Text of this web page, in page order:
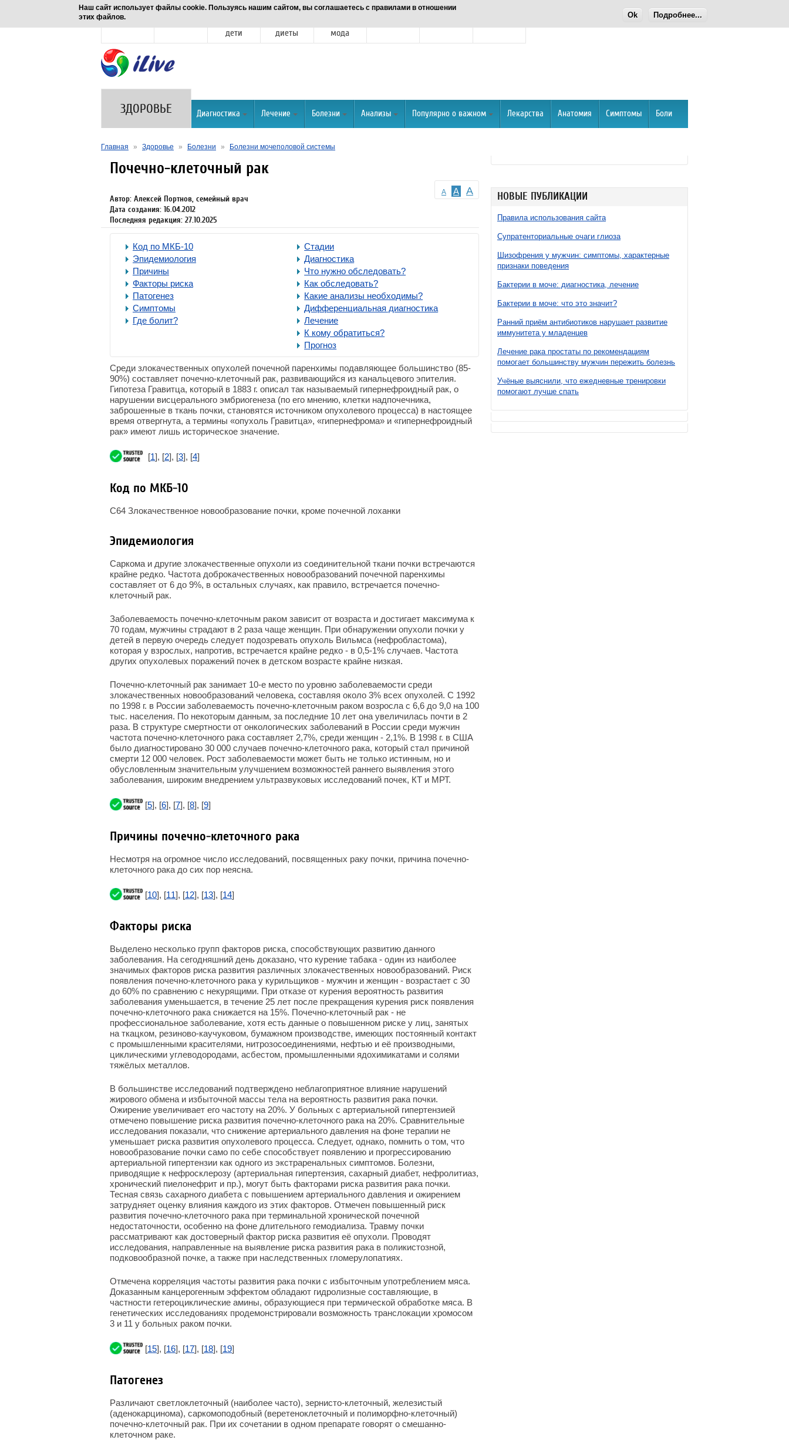
Наш сайт использует файлы cookie. Пользуясь нашим сайтом, вы соглашаетесь с правилами в отношении
этих файлов.
Ok Подробнее...
Новости
дети
диеты
мода
ЗДОРОВЬЕ Диагностика Лечение Болезни Анализы Популярно о важном Лекарства Анатомия Симптомы Боли
Главная » Здоровье » Болезни » Болезни мочеполовой системы
НОВЫЕ ПУБЛИКАЦИИ
Правила использования сайта
Супратенториальные очаги глиоза
Шизофрения у мужчин: симптомы, характерные
признаки поведения
Бактерии в моче: диагностика, лечение
Бактерии в моче: что это значит?
Ранний приём антибиотиков нарушает развитие
иммунитета у младенцев
Лечение рака простаты по рекомендациям
помогает большинству мужчин пережить болезнь
Учёные выяснили, что ежедневные тренировки
помогают лучше спать
A A A
Почечно-клеточный рак
Автор: Алексей Портнов, семейный врач
Дата создания: 16.04.2012
Последняя редакция: 27.10.2025
Код по МКБ-10
Эпидемиология
Причины
Факторы риска
Патогенез
Симптомы
Где болит?
Стадии
Диагностика
Что нужно обследовать?
Как обследовать?
Какие анализы необходимы?
Дифференциальная диагностика
Лечение
К кому обратиться?
Прогноз
Среди злокачественных опухолей почечной паренхимы подавляющее большинство (85-
90%) составляет почечно-клеточный рак, развивающийся из канальцевого эпителия.
Гипотеза Гравитца, который в 1883 г. описал так называемый гипернефроидный рак, о
нарушении висцерального эмбриогенеза (по его мнению, клетки надпочечника,
заброшенные в ткань почки, становятся источником опухолевого процесса) в настоящее
время отвергнута, а термины «опухоль Гравитца», «гипернефрома» и «гипернефроидный
рак» имеют лишь историческое значение.
[1], [2], [3], [4]
Код по МКБ-10
C64 Злокачественное новообразование почки, кроме почечной лоханки
Эпидемиология
Саркома и другие злокачественные опухоли из соединительной ткани почки встречаются
крайне редко. Частота доброкачественных новообразований почечной паренхимы
составляет от 6 до 9%, в остальных случаях, как правило, встречается почечно-
клеточный рак.
Заболеваемость почечно-клеточным раком зависит от возраста и достигает максимума к
70 годам, мужчины страдают в 2 раза чаще женщин. При обнаружении опухоли почки у
детей в первую очередь следует подозревать опухоль Вильмса (нефробластома),
которая у взрослых, напротив, встречается крайне редко - в 0,5-1% случаев. Частота
других опухолевых поражений почек в детском возрасте крайне низкая.
Почечно-клеточный рак занимает 10-е место по уровню заболеваемости среди
злокачественных новообразований человека, составляя около 3% всех опухолей. С 1992
по 1998 г. в России заболеваемость почечно-клеточным раком возросла с 6,6 до 9,0 на 100
тыс. населения. По некоторым данным, за последние 10 лет она увеличилась почти в 2
раза. В структуре смертности от онкологических заболеваний в России среди мужчин
частота почечно-клеточного рака составляет 2,7%, среди женщин - 2,1%. В 1998 г. в США
было диагностировано 30 000 случаев почечно-клеточного рака, который стал причиной
смерти 12 000 человек. Рост заболеваемости может быть не только истинным, но и
обусловленным значительным улучшением возможностей раннего выявления этого
заболевания, широким внедрением ультразвуковых исследований почек, КТ и МРТ.
[5], [6], [7], [8], [9]
Причины почечно-клеточного рака
Несмотря на огромное число исследований, посвященных раку почки, причина почечно-
клеточного рака до сих пор неясна.
[10], [11], [12], [13], [14]
Факторы риска
Выделено несколько групп факторов риска, способствующих развитию данного
заболевания. На сегодняшний день доказано, что курение табака - один из наиболее
значимых факторов риска развития различных злокачественных новообразований. Риск
появления почечно-клеточного рака у курильщиков - мужчин и женщин - возрастает с 30
до 60% по сравнению с некурящими. При отказе от курения вероятность развития
заболевания уменьшается, в течение 25 лет после прекращения курения риск появления
почечно-клеточного рака снижается на 15%. Почечно-клеточный рак - не
профессиональное заболевание, хотя есть данные о повышенном риске у лиц, занятых
на ткацком, резиново-каучуковом, бумажном производстве, имеющих постоянный контакт
с промышленными красителями, нитрозосоединениями, нефтью и её производными,
циклическими углеводородами, асбестом, промышленными ядохимикатами и солями
тяжёлых металлов.
В большинстве исследований подтверждено неблагоприятное влияние нарушений
жирового обмена и избыточной массы тела на вероятность развития рака почки.
Ожирение увеличивает его частоту на 20%. У больных с артериальной гипертензией
отмечено повышение риска развития почечно-клеточного рака на 20%. Сравнительные
исследования показали, что снижение артериального давления на фоне терапии не
уменьшает риска развития опухолевого процесса. Следует, однако, помнить о том, что
новообразование почки само по себе способствует появлению и прогрессированию
артериальной гипертензии как одного из экстраренальных симптомов. Болезни,
приводящие к нефросклерозу (артериальная гипертензия, сахарный диабет, нефролитиаз,
хронический пиелонефрит и пр.), могут быть факторами риска развития рака почки.
Тесная связь сахарного диабета с повышением артериального давления и ожирением
затрудняет оценку влияния каждого из этих факторов. Отмечен повышенный риск
развития почечно-клеточного рака при терминальной хронической почечной
недостаточности, особенно на фоне длительного гемодиализа. Травму почки
рассматривают как достоверный фактор риска развития её опухоли. Проводят
исследования, направленные на выявление риска развития рака в поликистозной,
подковообразной почке, а также при наследственных гломерулопатиях.
Отмечена корреляция частоты развития рака почки с избыточным употреблением мяса.
Доказанным канцерогенным эффектом обладают гидролизные составляющие, в
частности гетероциклические амины, образующиеся при термической обработке мяса. В
генетических исследованиях продемонстрировали возможность транслокации хромосом
3 и 11 у больных раком почки.
[15], [16], [17], [18], [19]
Патогенез
Различают светлоклеточный (наиболее часто), зернисто-клеточный, железистый
(аденокарцинома), саркомоподобный (веретеноклеточный и полиморфно-клеточный)
почечно-клеточный рак. При их сочетании в одном препарате говорят о смешанно-
клеточном раке.